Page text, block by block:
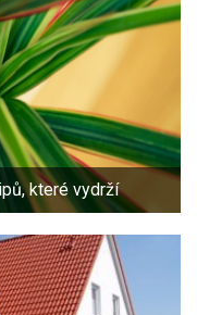
které vydrží